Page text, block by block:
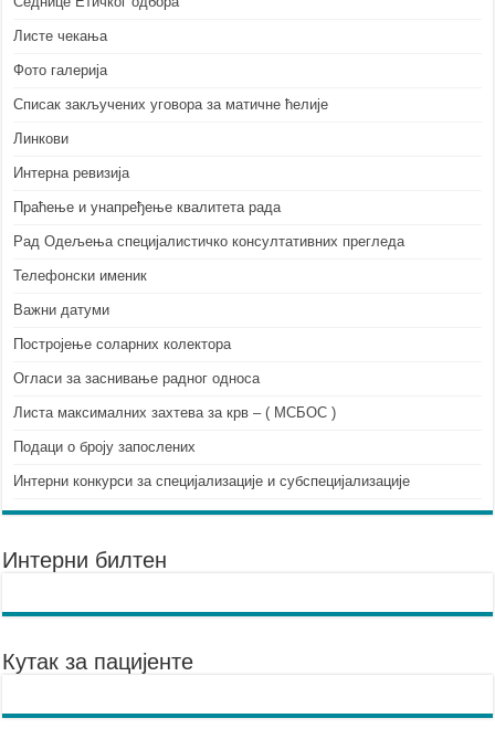
Листе чекања
Фото галерија
Списак закључених уговора за матичне ћелије
Линкови
Интерна ревизија
Праћење и унапређење квалитета рада
Рад Одељења специјалистичко консултативних прегледа
Телефонски именик
Важни датуми
Постројење соларних колектора
Огласи за заснивање радног односа
Листа максималних захтева за крв – ( МСБОС )
Подаци о броју запослених
Интерни конкурси за специјализације и субспецијализације
Интерни билтен
Кутак за пацијенте